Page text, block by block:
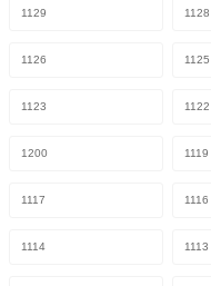
1129 1128
1126 1125
1123 1122
1200 1119
1117 1116
1114 1113